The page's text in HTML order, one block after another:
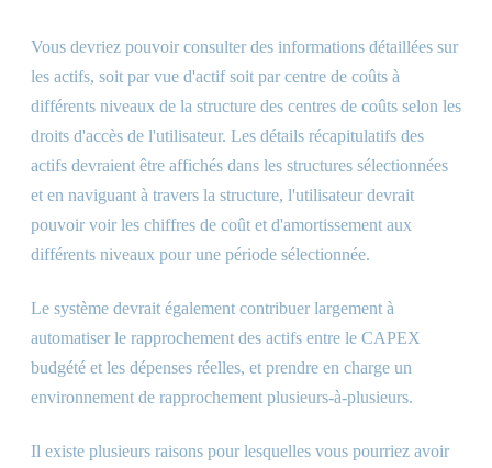
Vous devriez pouvoir consulter des informations détaillées sur
les actifs, soit par vue d'actif soit par centre de coûts à
différents niveaux de la structure des centres de coûts selon les
droits d'accès de l'utilisateur. Les détails récapitulatifs des
actifs devraient être affichés dans les structures sélectionnées
et en naviguant à travers la structure, l'utilisateur devrait
pouvoir voir les chiffres de coût et d'amortissement aux
différents niveaux pour une période sélectionnée.
Le système devrait également contribuer largement à
automatiser le rapprochement des actifs entre le CAPEX
budgété et les dépenses réelles, et prendre en charge un
environnement de rapprochement plusieurs-à-plusieurs.
Il existe plusieurs raisons pour lesquelles vous pourriez avoir